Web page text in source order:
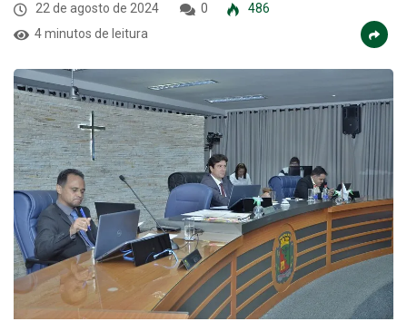
22 de agosto de 2024 0
486
4 minutos de leitura